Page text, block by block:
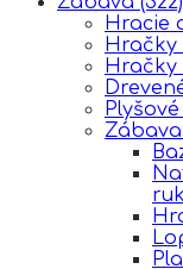
Hracie
Hračky